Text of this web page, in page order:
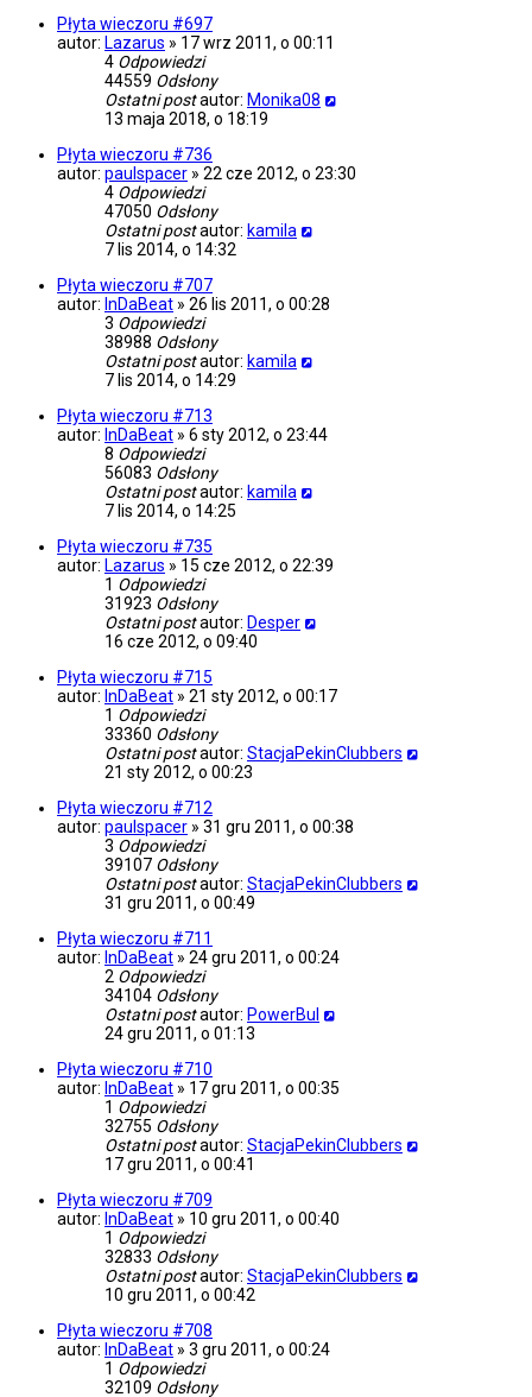
Płyta wieczoru #697
autor: Lazarus » 17 wrz 2011, o 00:11
4 Odpowiedzi
44559 Odsłony
Ostatni postautor: Monika08
13 maja 2018, o 18:19
Płyta wieczoru #736
autor: paulspacer » 22 cze 2012, o 23:30
4 Odpowiedzi
47050 Odsłony
Ostatni postautor: kamila
7 lis 2014, o 14:32
Płyta wieczoru #707
autor: InDaBeat » 26 lis 2011, o 00:28
3 Odpowiedzi
38988 Odsłony
Ostatni postautor: kamila
7 lis 2014, o 14:29
Płyta wieczoru #713
autor: InDaBeat » 6 sty 2012, o 23:44
8 Odpowiedzi
56083 Odsłony
Ostatni postautor: kamila
7 lis 2014, o 14:25
Płyta wieczoru #735
autor: Lazarus » 15 cze 2012, o 22:39
1 Odpowiedzi
31923 Odsłony
Ostatni postautor: Desper
16 cze 2012, o 09:40
Płyta wieczoru #715
autor: InDaBeat » 21 sty 2012, o 00:17
1 Odpowiedzi
33360 Odsłony
Ostatni postautor: StacjaPekinClubbers
21 sty 2012, o 00:23
Płyta wieczoru #712
autor: paulspacer » 31 gru 2011, o 00:38
3 Odpowiedzi
39107 Odsłony
Ostatni postautor: StacjaPekinClubbers
31 gru 2011, o 00:49
Płyta wieczoru #711
autor: InDaBeat » 24 gru 2011, o 00:24
2 Odpowiedzi
34104 Odsłony
Ostatni postautor: PowerBul
24 gru 2011, o 01:13
Płyta wieczoru #710
autor: InDaBeat » 17 gru 2011, o 00:35
1 Odpowiedzi
32755 Odsłony
Ostatni postautor: StacjaPekinClubbers
17 gru 2011, o 00:41
Płyta wieczoru #709
autor: InDaBeat » 10 gru 2011, o 00:40
1 Odpowiedzi
32833 Odsłony
Ostatni postautor: StacjaPekinClubbers
10 gru 2011, o 00:42
Płyta wieczoru #708
autor: InDaBeat » 3 gru 2011, o 00:24
1 Odpowiedzi
32109 Odsłony